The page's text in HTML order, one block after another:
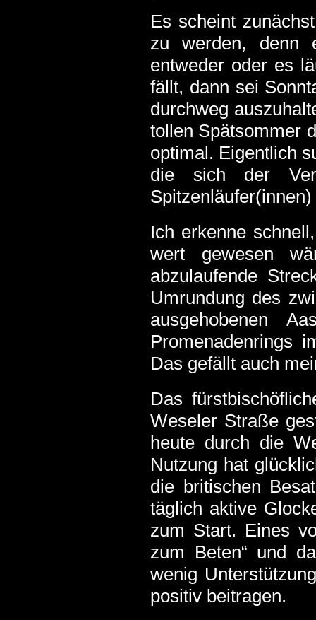
Es scheint
zu werden, denn
entweder oder es
fällt, dann sei
durchweg
tollen Spätsommer
optimal. Eigentlich
die sich der
Ich erkenne
wert gewesen
abzulaufende
Umrundung des
ausgehobenen
Promenadenrings
Das gefällt auch
Das
Weseler Straße
heute durch die
Nutzung hat
die britischen
täglich aktive
zum Start. Eines
zum Beten“ und
wenig
positiv beitragen.